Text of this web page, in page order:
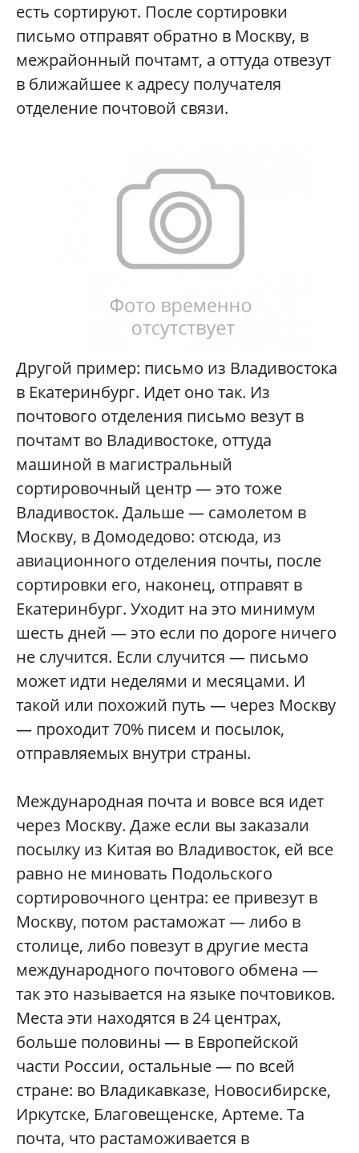
есть сортируют. После сортировки
письмо отправят обратно в Москву, в
межрайонный почтамт, а оттуда отвезут
в ближайшее к адресу получателя
отделение почтовой связи.
Другой пример: письмо из Владивостока
в Екатеринбург. Идет оно так. Из
почтового отделения письмо везут в
почтамт во Владивостоке, оттуда
машиной в магистральный
сортировочный центр — это тоже
Владивосток. Дальше — самолетом в
Москву, в Домодедово: отсюда, из
авиационного отделения почты, после
сортировки его, наконец, отправят в
Екатеринбург. Уходит на это минимум
шесть дней — это если по дороге ничего
не случится. Если случится — письмо
может идти неделями и месяцами. И
такой или похожий путь — через Москву
— проходит 70% писем и посылок,
отправляемых внутри страны.
Международная почта и вовсе вся идет
через Москву. Даже если вы заказали
посылку из Китая во Владивосток, ей все
равно не миновать Подольского
сортировочного центра: ее привезут в
Москву, потом растаможат — либо в
столице, либо повезут в другие места
международного почтового обмена —
так это называется на языке почтовиков.
Места эти находятся в 24 центрах,
больше половины — в Европейской
части России, остальные — по всей
стране: во Владикавказе, Новосибирске,
Иркутске, Благовещенске, Артеме. Та
почта, что растаможивается в